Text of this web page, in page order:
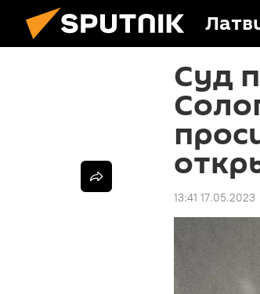
Суд
13:41 17.05.2023